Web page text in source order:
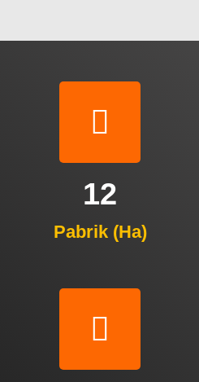
12
Pabrik (Ha)